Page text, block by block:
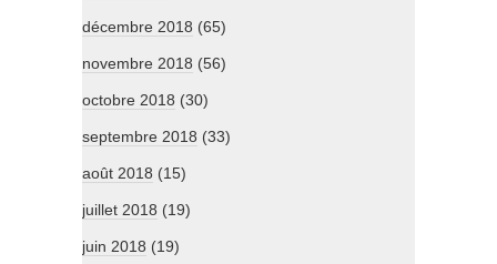
décembre 2018 (65)
novembre 2018 (56)
octobre 2018 (30)
septembre 2018 (33)
août 2018 (15)
juillet 2018 (19)
juin 2018 (19)